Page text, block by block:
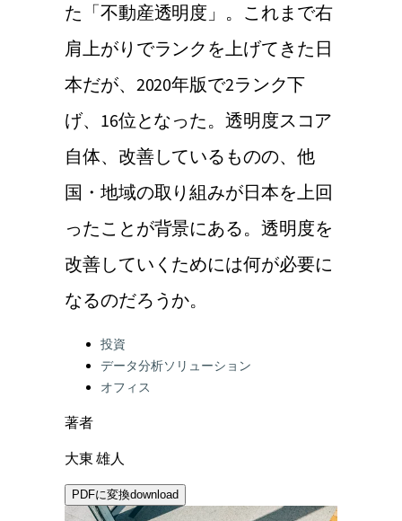
た「不動産透明度」。これまで右
肩上がりでランクを上げてきた日
本だが、2020年版で2ランク下
げ、16位となった。透明度スコア
自体、改善しているものの、他
国・地域の取り組みが日本を上回
ったことが背景にある。透明度を
改善していくためには何が必要に
なるのだろうか。
Categories:
投資
データ分析ソリューション
オフィス
著者
大東 雄人
PDFに変換download